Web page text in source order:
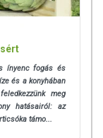
ínyenc fogás és
és a konyhában
meg
hatásairól: az
támo...